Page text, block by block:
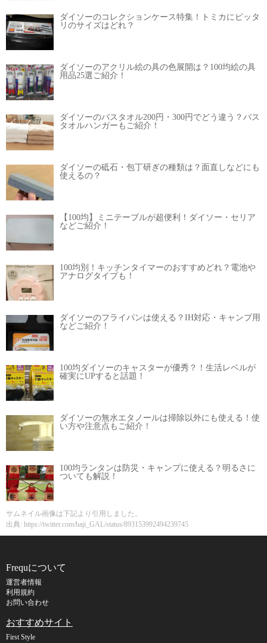
ダイソーのコレクションケース特集！トミカにピッタ
リのサイズはどれ？
ダイソーのアクリル絵の具の色展開は？100均絵の具
用品25選ご紹介！
ダイソーのバスタオル200円・300円でどう違う？バス
タオルハンガーもご紹介！
ダイソーの砥石・包丁研ぎの種類は？面直しなどにも
使えるの？
【100均】ミニテーブルが超便利！ダイソー・セリア
などご紹介！
100均別！キッチンタイマーのおすすめどれ？電池や
アナログタイプも！
ダイソーのフライパンは使える？IH対応・キャンプ用
などご紹介！
100均ダイソーのキャスターが優秀？！生活レベルが
確実にUPすると話題！
ダイソーの無水エタノールは掃除以外にも使える！使
い方や注意点もご紹介！
100均ランタンは防災・キャンプに使える？明るさに
ついても解説！
サムネイル画像は下記より引用しました。
出典: https://twitter.com/haji_GAL/status/893153992494239745
Frequについて
運営者情報
利用規約
お問い合わせ
おすすめサイト
First Style